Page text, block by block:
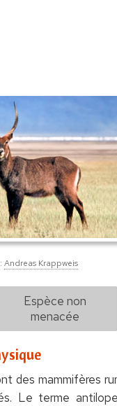
:Andreas Krappweis
Espèce non
menacée
des mammifères
Le terme